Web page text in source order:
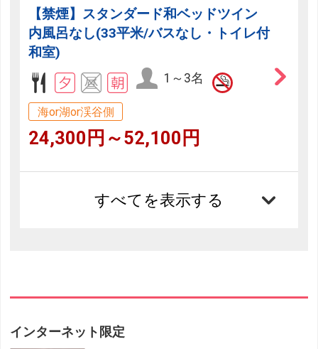
【禁煙】スタンダード和ベッドツイン
内風呂なし(33平米/バスなし・トイレ付
和室)
1～3名
海or湖or渓谷側
24,300円～52,100円
すべてを表示する
インターネット限定